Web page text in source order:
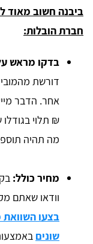
ביבנה חשוב מאוד
חברת הובלות:
בדקו מראש
דורשת
₪ תלוי
מה תהיה
מחיר כולל:
וודאו שאתם
בצעו השוואת
שונים